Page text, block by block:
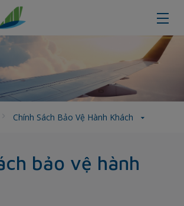
phục vụ hành khách
Chính Sách Bảo Vệ Hành Khách
bảo vệ hành